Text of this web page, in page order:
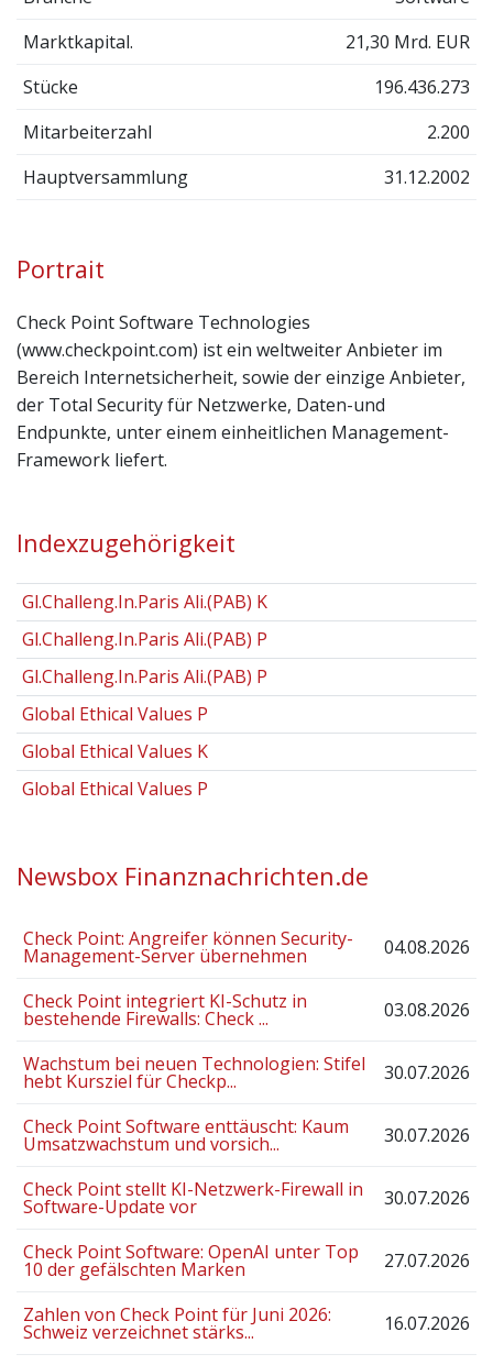
Marktkapital.
21,30 Mrd. EUR
Stücke
196.436.273
Mitarbeiterzahl
2.200
Hauptversammlung
31.12.2002
Portrait
Check Point Software Technologies
(www.checkpoint.com) ist ein weltweiter Anbieter im
Bereich Internetsicherheit, sowie der einzige Anbieter,
der Total Security für Netzwerke, Daten-und
Endpunkte, unter einem einheitlichen Management-
Framework liefert.
Indexzugehörigkeit
Gl.Challeng.In.Paris Ali.(PAB) K
Gl.Challeng.In.Paris Ali.(PAB) P
Gl.Challeng.In.Paris Ali.(PAB) P
Global Ethical Values P
Global Ethical Values K
Global Ethical Values P
Newsbox Finanznachrichten.de
Check Point: Angreifer können Security-
Management-Server übernehmen 04.08.2026
Check Point integriert KI-Schutz in
bestehende Firewalls: Check ... 03.08.2026
Wachstum bei neuen Technologien: Stifel
hebt Kursziel für Checkp... 30.07.2026
Check Point Software enttäuscht: Kaum
Umsatzwachstum und vorsich... 30.07.2026
Check Point stellt KI-Netzwerk-Firewall in
Software-Update vor 30.07.2026
Check Point Software: OpenAI unter Top
10 der gefälschten Marken 27.07.2026
Zahlen von Check Point für Juni 2026:
Schweiz verzeichnet stärks... 16.07.2026